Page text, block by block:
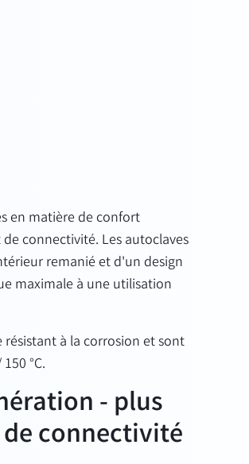
en matière de confort
connectivité. Les autoclaves
remanié et d'un design
maximale à une utilisation
à la corrosion et sont
°C.
- plus
connectivité